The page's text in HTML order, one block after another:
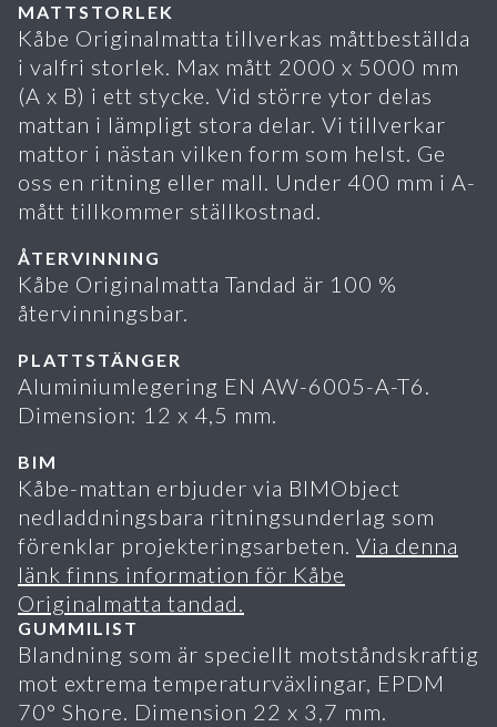
MATTSTORLEK
Kåbe Originalmatta tillverkas måttbeställda
i valfri storlek. Max mått 2000 x 5000 mm
(A x B) i ett stycke. Vid större ytor delas
mattan i lämpligt stora delar. Vi tillverkar
mattor i nästan vilken form som helst. Ge
oss en ritning eller mall. Under 400 mm i A-
mått tillkommer ställkostnad.
ÅTERVINNING
Kåbe Originalmatta Tandad är 100 %
återvinningsbar.
PLATTSTÄNGER
Aluminiumlegering EN AW-6005-A-T6.
Dimension: 12 x 4,5 mm.
BIM
Kåbe-mattan erbjuder via BIMObject
nedladdningsbara ritningsunderlag som
förenklar projekteringsarbeten. Via denna
länk finns information för Kåbe
Originalmatta tandad.
GUMMILIST
Blandning som är speciellt motståndskraftig
mot extrema temperaturväxlingar, EPDM
70° Shore. Dimension 22 x 3,7 mm.